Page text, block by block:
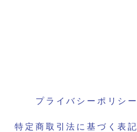
プライバシーポリシー
特定商取引法に基づく表記